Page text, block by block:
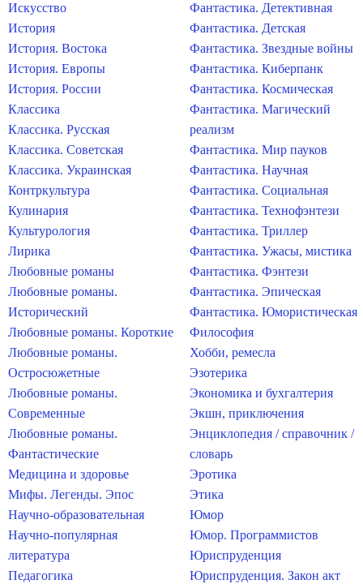
Искусство
История
История. Востока
История. Европы
История. России
Классика
Классика. Русская
Классика. Советская
Классика. Украинская
Контркультура
Кулинария
Культурология
Лирика
Любовные романы
Любовные романы.
Исторический
Любовные романы. Короткие
Любовные романы.
Остросюжетные
Любовные романы.
Современные
Любовные романы.
Фантастические
Медицина и здоровье
Мифы. Легенды. Эпос
Научно-образовательная
Научно-популярная
литература
Педагогика
Фантастика. Детективная
Фантастика. Детская
Фантастика. Звездные войны
Фантастика. Киберпанк
Фантастика. Космическая
Фантастика. Магический
реализм
Фантастика. Мир пауков
Фантастика. Научная
Фантастика. Социальная
Фантастика. Технофэнтези
Фантастика. Триллер
Фантастика. Ужасы, мистика
Фантастика. Фэнтези
Фантастика. Эпическая
Фантастика. Юмористическая
Философия
Хобби, ремесла
Эзотерика
Экономика и бухгалтерия
Экшн, приключения
Энциклопедия / справочник /
словарь
Эротика
Этика
Юмор
Юмор. Программистов
Юриспруденция
Юриспруденция. Закон акт